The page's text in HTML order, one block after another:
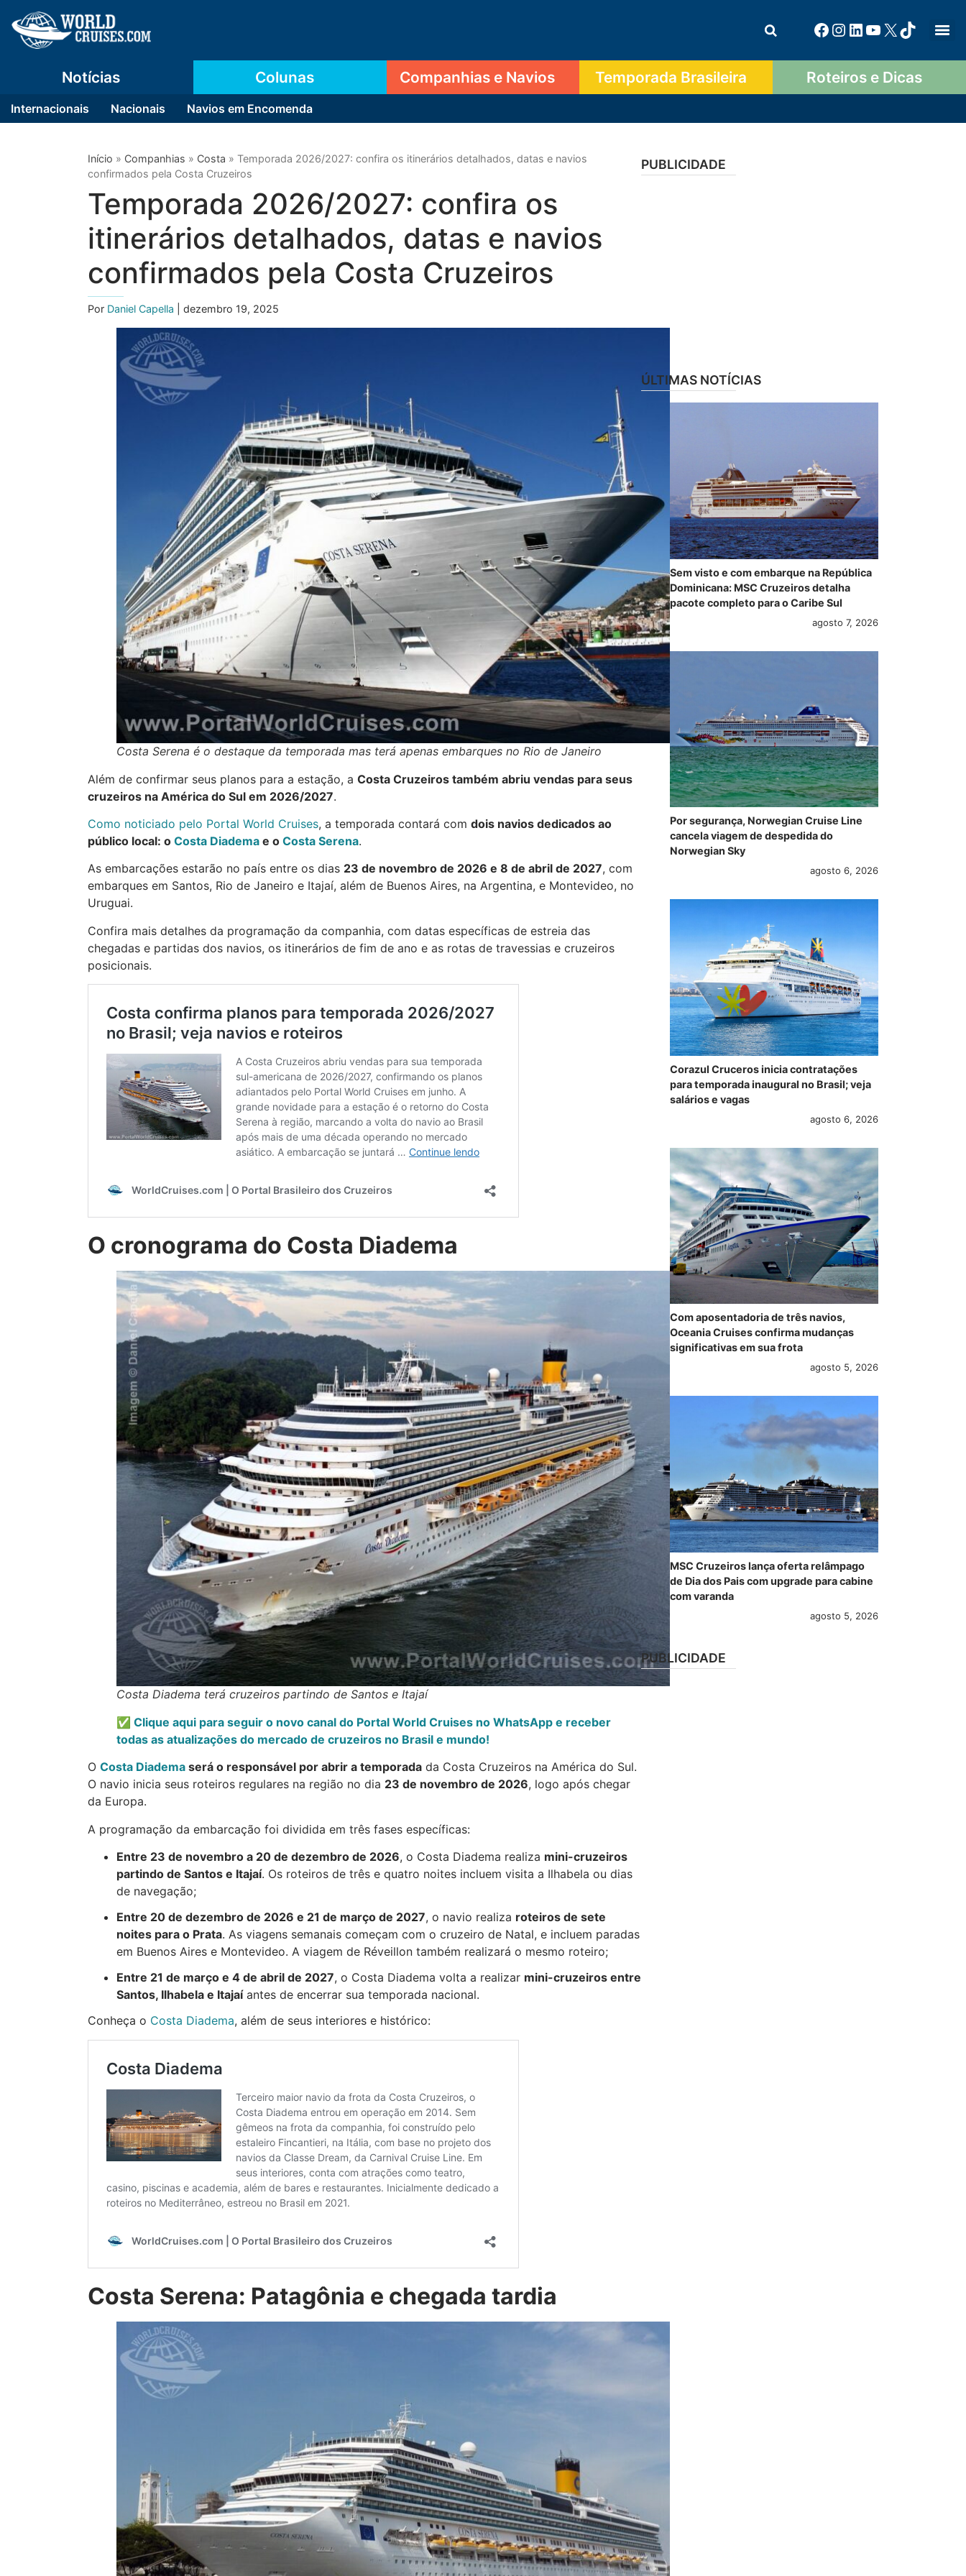
Notícias
Internacionais Nacionais Navios em Encomenda
Colunas Companhias e Navios Temporada Brasileira Roteiros e Dicas
Início » Companhias » Costa » Temporada 2026/2027: confira os itinerários detalhados, datas e navios
confirmados pela Costa Cruzeiros
Temporada 2026/2027: confira os
itinerários detalhados, datas e navios
confirmados pela Costa Cruzeiros
Por Daniel Capella | dezembro 19, 2025
Costa Serena é o destaque da temporada mas terá apenas embarques no Rio de Janeiro
Além de confirmar seus planos para a estação, a Costa Cruzeiros também abriu vendas para seus
cruzeiros na América do Sul em 2026/2027.
Como noticiado pelo Portal World Cruises, a temporada contará com dois navios dedicados ao
público local: o Costa Diadema e o Costa Serena.
As embarcações estarão no país entre os dias 23 de novembro de 2026 e 8 de abril de 2027, com
embarques em Santos, Rio de Janeiro e Itajaí, além de Buenos Aires, na Argentina, e Montevideo, no
Uruguai.
Confira mais detalhes da programação da companhia, com datas específicas de estreia das
chegadas e partidas dos navios, os itinerários de fim de ano e as rotas de travessias e cruzeiros
posicionais.
O cronograma do Costa Diadema
Costa Diadema terá cruzeiros partindo de Santos e Itajaí
✅ Clique aqui para seguir o novo canal do Portal World Cruises no WhatsApp e receber
todas as atualizações do mercado de cruzeiros no Brasil e mundo!
O Costa Diadema será o responsável por abrir a temporada da Costa Cruzeiros na América do Sul.
O navio inicia seus roteiros regulares na região no dia 23 de novembro de 2026, logo após chegar
da Europa.
A programação da embarcação foi dividida em três fases específicas:
Entre 23 de novembro a 20 de dezembro de 2026, o Costa Diadema realiza mini-cruzeiros
partindo de Santos e Itajaí. Os roteiros de três e quatro noites incluem visita a Ilhabela ou dias
de navegação;
Entre 20 de dezembro de 2026 e 21 de março de 2027, o navio realiza roteiros de sete
noites para o Prata. As viagens semanais começam com o cruzeiro de Natal, e incluem paradas
em Buenos Aires e Montevideo. A viagem de Réveillon também realizará o mesmo roteiro;
Entre 21 de março e 4 de abril de 2027, o Costa Diadema volta a realizar mini-cruzeiros entre
Santos, Ilhabela e Itajaíantes de encerrar sua temporada nacional.
Conheça o Costa Diadema, além de seus interiores e histórico:
Costa Serena: Patagônia e chegada tardia
PUBLICIDADE
ÚLTIMAS NOTÍCIAS
Sem visto e com embarque na República
Dominicana: MSC Cruzeiros detalha
pacote completo para o Caribe Sul
agosto 7, 2026
Por segurança, Norwegian Cruise Line
cancela viagem de despedida do
Norwegian Sky
agosto 6, 2026
Corazul Cruceros inicia contratações
para temporada inaugural no Brasil; veja
salários e vagas
agosto 6, 2026
Com aposentadoria de três navios,
Oceania Cruises confirma mudanças
significativas em sua frota
agosto 5, 2026
MSC Cruzeiros lança oferta relâmpago
de Dia dos Pais com upgrade para cabine
com varanda
agosto 5, 2026
PUBLICIDADE